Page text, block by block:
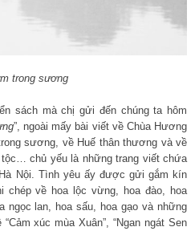
trong sương
sách mà chị gửi đến chúng ta hôm
”, ngoài mấy bài viết về Chùa Hương
sương, về Huế thân thương và về
chủ yếu là những trang viết chứa
Nội. Tình yêu ấy được gửi gắm kín
chép về hoa lộc vừng, hoa đào, hoa
ngọc lan, hoa sấu, hoa gạo và những
xúc mùa Xuân”, “Ngan ngát Sen